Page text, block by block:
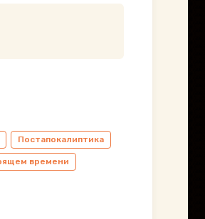
Постапокалиптика
времени